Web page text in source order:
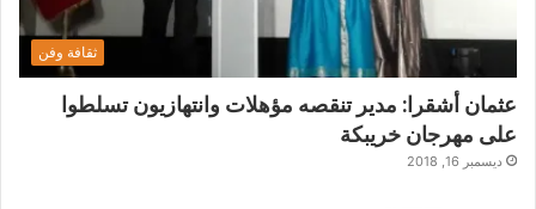
ثقافة وفن
عثمان أشقرا: مدير تنقصه مؤهلات وانتهازيون تسلطوا
على مهرجان خريبكة
ديسمبر 16, 2018